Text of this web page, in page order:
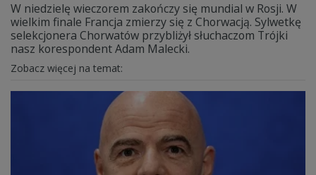
W niedzielę wieczorem zakończy się mundial w Rosji. W
wielkim finale Francja zmierzy się z Chorwacją. Sylwetkę
selekcjonera Chorwatów przybliżył słuchaczom Trójki
nasz korespondent Adam Malecki.
Zobacz więcej na temat: